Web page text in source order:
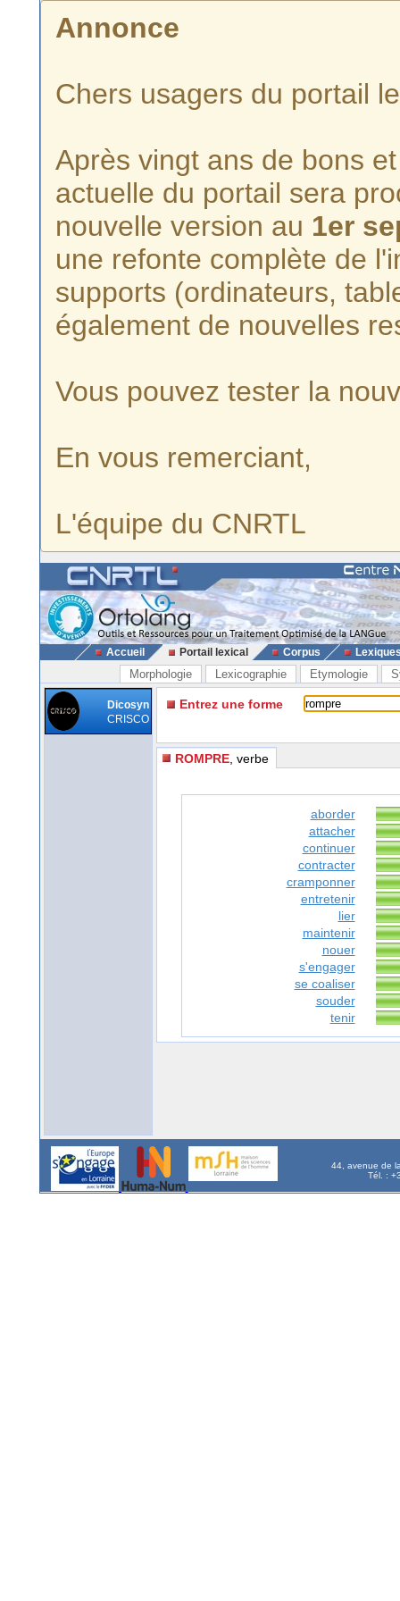
Annonce
Chers usagers du portail
Après vingt ans de bons
actuelle du portail sera
nouvelle version au 1er
une refonte complète de
supports (ordinateurs,
également de nouvelles
Vous pouvez tester la
En vous remerciant,
L'équipe du CNRTL
Accueil Portail lexical Corpus
Morphologie Lexicographie Etymologie
Dicosyn
CRISCO
Entrez une forme
ROMPRE , verbe
aborder
attacher
continuer
contracter
cramponner
entretenir
lier
maintenir
nouer
s'engager
se coaliser
souder
tenir
44, avenue de
Tél. :